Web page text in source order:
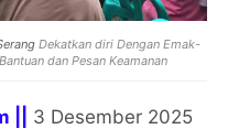
Dekatkan diri Dengan Emak-
dan Pesan Keamanan
||
3 Desember 2025